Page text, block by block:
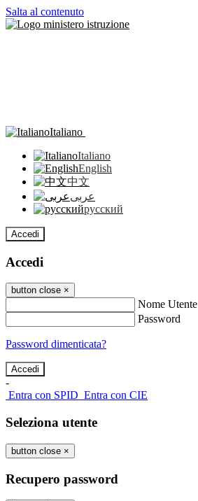
Salta al contenuto
Italiano
Italiano
English
中文
عربى
русский
Accedi
Accedi
button close ×
Nome Utente
Password
Password dimenticata?
-
Entra con SPID Entra con CIE
Seleziona utente
button close ×
Recupero password